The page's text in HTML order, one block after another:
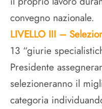
convegno nazionale.
LIVELLO III –
13 “giurie
Presidente
selezioneranno il
categoria